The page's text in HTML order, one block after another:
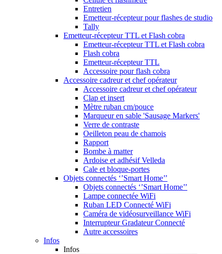
Entretien
Emetteur-récepteur pour flashes de studio
Tally
Emetteur-récepteur TTL et Flash cobra
Emetteur-récepteur TTL et Flash cobra
Flash cobra
Emetteur-récepteur TTL
Accessoire pour flash cobra
Accessoire cadreur et chef opérateur
Accessoire cadreur et chef opérateur
Clap et insert
Mètre ruban cm/pouce
Marqueur en sable 'Sausage Markers'
Verre de contraste
Oeilleton peau de chamois
Rapport
Bombe à matter
Ardoise et adhésif Velleda
Cale et bloque-portes
Objets connectés ‘’Smart Home’’
Objets connectés ‘’Smart Home’’
Lampe connectée WiFi
Ruban LED Connecté WiFi
Caméra de vidéosurveillance WiFi
Interrupteur Gradateur Connecté
Autre accessoires
Infos
Infos